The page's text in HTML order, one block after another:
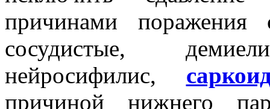
причинами поражения
сосудистые,
нейросифилис,
причиной нижнего